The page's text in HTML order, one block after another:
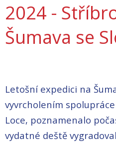
2024 -
Šumava se
Letošní expedici na
vyvrcholením
Loce, poznamenalo
vydatné deště